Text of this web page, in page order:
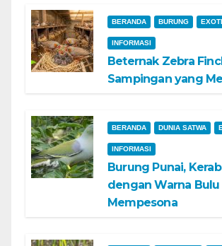
BERANDA BURUNG
INFORMASI
Beternak Zebra
Sampingan yang
BERANDA DUNIA SATWA
INFORMASI
Burung Punai,
dengan Warna Bulu
Mempesona